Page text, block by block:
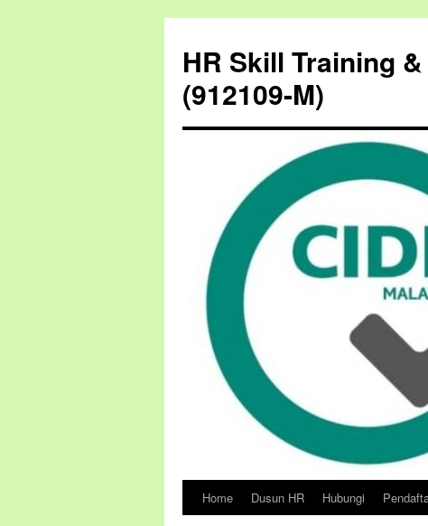
HR Skill Training
(912109-M)
SkipHome Dusun HR Hubungi